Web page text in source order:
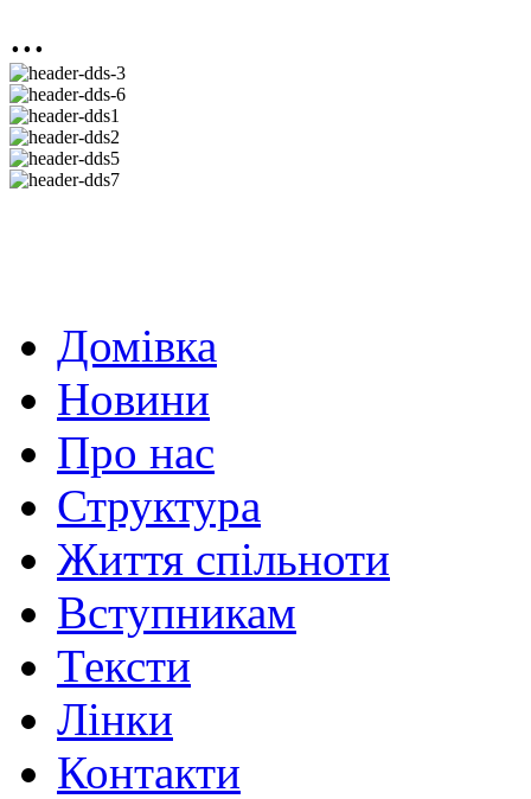
...
Домівка
Новини
Про нас
Структура
Життя спільноти
Вступникам
Тексти
Лінки
Контакти